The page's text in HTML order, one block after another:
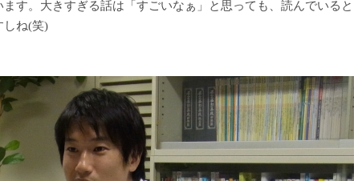
す。大きすぎる話は「すごいなぁ」と思っても、読んでいると
しね(笑)